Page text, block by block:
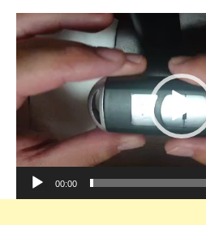
プ
レ
ー
ヤ
ー
00:00